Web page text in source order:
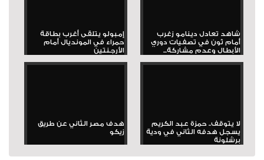
شاهد تعادل دينامو زغرب
أمام ثون في تصفيات دوري
الأبطال وعدم مشاركة...
إمبولو يتلقى أغرب بطاقة
حمراء في المونديال أمام
الأرجنتين
لا يتوقف.. حمزة عبد الكريم
يسجل هدفه الثاني في ودية
برشلونة
هدف مصر الثاني عن طريق
زيكو